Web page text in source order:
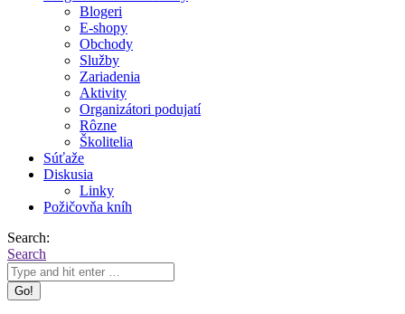
Blogeri
E-shopy
Obchody
Služby
Zariadenia
Aktivity
Organizátori podujatí
Rôzne
Školitelia
Súťaže
Diskusia
Linky
Požičovňa kníh
Search:
Search